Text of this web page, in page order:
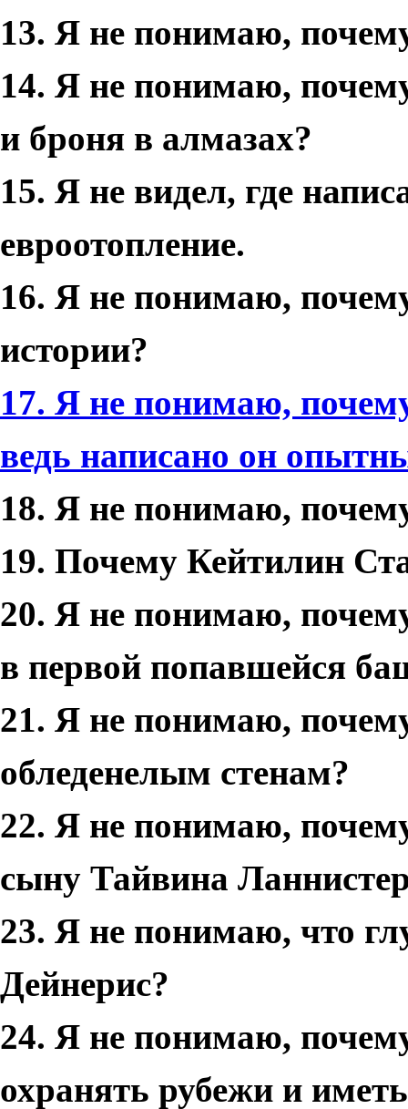
13. Я не понимаю,
14. Я не понимаю,
и броня в алмазах?
15. Я не видел, где
евроотопление.
16. Я не понимаю,
истории?
17. Я не понимаю,
ведь написано он
18. Я не понимаю,
19. Почему Кейтилин
20. Я не понимаю,
в первой попавшейся
21. Я не понимаю,
обледенелым стенам?
22. Я не понимаю,
сыну Тайвина
23. Я не понимаю, что
Дейнерис?
24. Я не понимаю,
охранять рубежи и